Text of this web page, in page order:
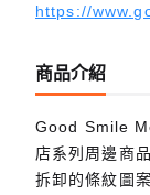
https://
商品介紹
Good Smile
店系列周邊商
拆卸的條紋圖